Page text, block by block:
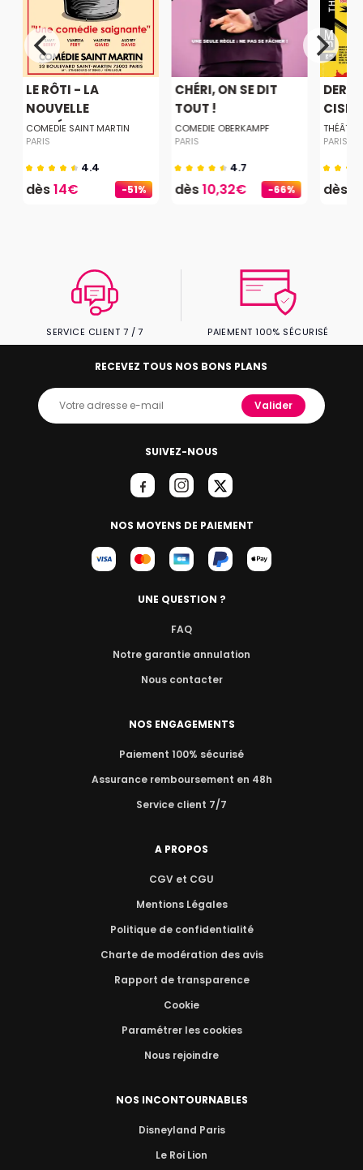
-51%
LE RÔTI - LA
NOUVELLE
COMÉDIE...
COMEDIE SAINT MARTIN
PARIS
4.4
dès14€ -66%
CHÉRI, ON SE DIT
TOUT !
COMEDIE OBERKAMPF
PARIS
4.7
dès10,32€
PARIS
dès
SERVICE CLIENT 7 / 7 PAIEMENT 100% SÉCURISÉ
SUIVEZ-NOUS
NOS MOYENS DE PAIEMENT
RECEVEZ TOUS NOS BONS PLANS
Valider
UNE QUESTION ?
FAQ
Notre garantie annulation
Nous contacter
NOS ENGAGEMENTS
Paiement 100% sécurisé
Assurance remboursement en 48h
Service client 7/7
A PROPOS
CGV et CGU
Mentions Légales
Politique de confidentialité
Charte de modération des avis
Rapport de transparence
Cookie
Paramétrer les cookies
Nous rejoindre
NOS INCONTOURNABLES
Disneyland Paris
Le Roi Lion